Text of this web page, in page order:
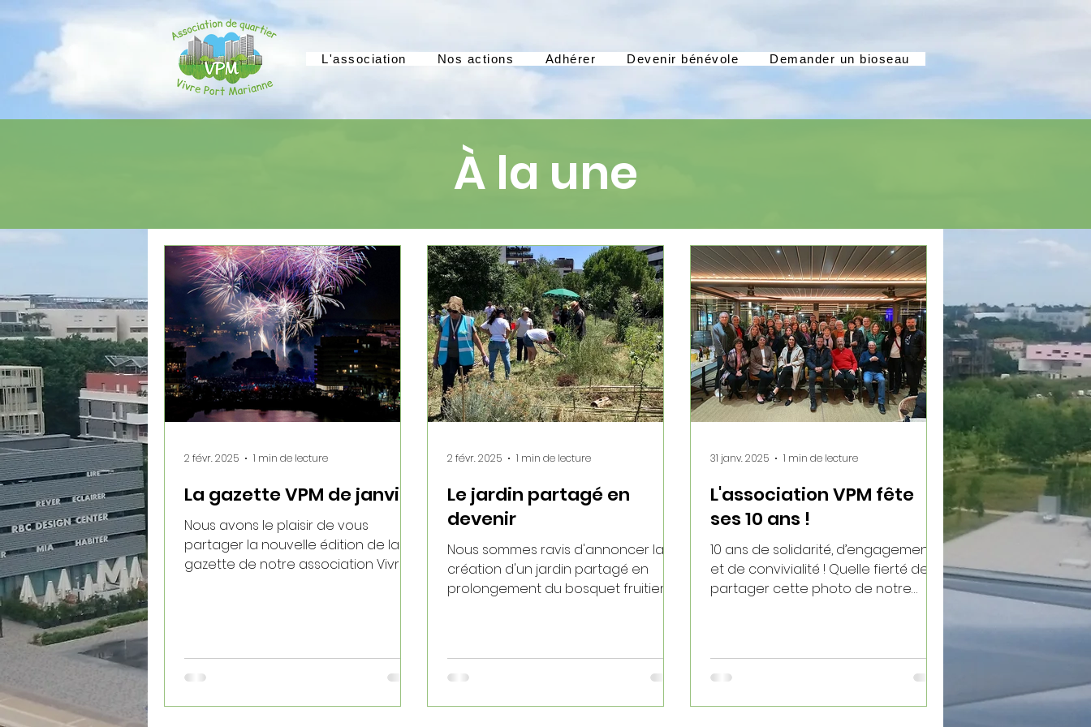
L'association Nos actions Adhérer Devenir bénévole Demander un bioseau
À la une
La gazette VPM de janvier
Nous avons le plaisir de vous
partager la nouvelle édition de la
gazette de notre association Vivre
2 févr. 2025 1 min de lecture
Le jardin partagé en
devenir
Nous sommes ravis d'annoncer la
création d'un jardin partagé en
prolongement du bosquet fruitier. La
2 févr. 2025 1 min de lecture
L'association VPM fête
ses 10 ans !
10 ans de solidarité, d’engagement
et de convivialité ! Quelle fierté de
partager cette photo de notre
31 janv. 2025 1 min de lecture